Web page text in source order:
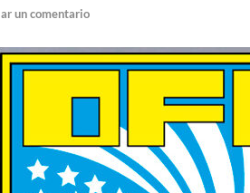
un comentario